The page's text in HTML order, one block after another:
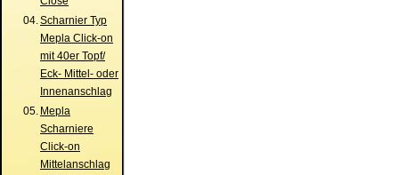
04.Scharnier Typ
Mepla Click-on
mit 40er Topf/
Eck- Mittel- oder
Innenanschlag
05. Mepla
Scharniere
Click-on
Mittelanschlag